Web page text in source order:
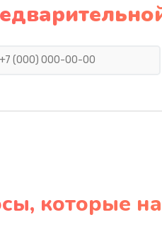
которые